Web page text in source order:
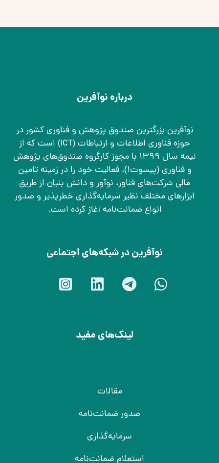
درباره نوآفرین
نوآفرین بزرگترین صندوق پژوهش و فناوری کشور در
حوزه فناوری اطلاعات و ارتباطات (ICT) است که از
نیمه سال ۱۳۹۹ با مجوز کارگروه صندوق‌های پژوهش
و فناوری (پیسوت۱)، فعالیت خود را در زمینه تامین
مالی شرکت‌های فناور، نوآور و دانش بنیان از طریق
ابزارهای مختلف نظیر سرمایه‌گذاری خطرپذیر و صدور
انواع ضمانت‌نامه آغاز کرده است.
نوآفرین در شبکه‌های اجتماعی
شبکه های اجتماعی
لینک‌های مفید
مقالات
صدور ضمانت‌نامه
سرمایه‌گذاری
استعلام ضمانت‌نامه